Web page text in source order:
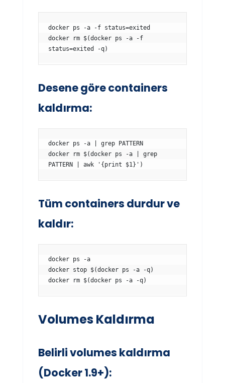
docker ps -a -f status=exited
docker rm $(docker ps -a -f
status=exited -q)
Desene göre containers
kaldırma:
docker ps -a | grep PATTERN
docker rm $(docker ps -a | grep
PATTERN | awk '{print $1}')
Tüm containers durdur ve
kaldır:
docker ps -a
docker stop $(docker ps -a -q)
docker rm $(docker ps -a -q)
Volumes Kaldırma
Belirli volumes kaldırma
(Docker 1.9+):